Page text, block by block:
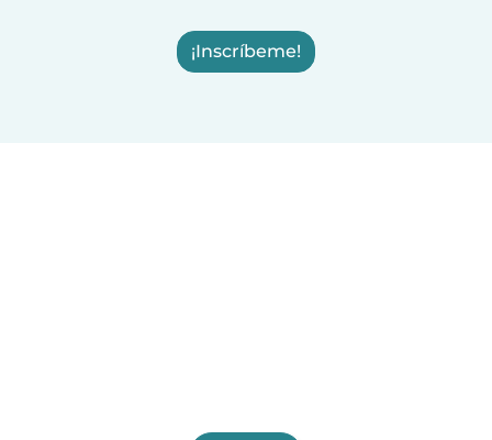
¡Inscríbeme!